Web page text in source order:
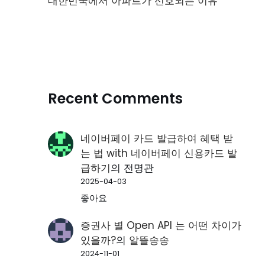
Recent Comments
네이버페이 카드 발급하여 혜택 받
는 법 with 네이버페이 신용카드 발
급하기의 전명관
2025-04-03
좋아요
증권사 별 Open API 는 어떤 차이가
있을까?의 알뜰송송
2024-11-01